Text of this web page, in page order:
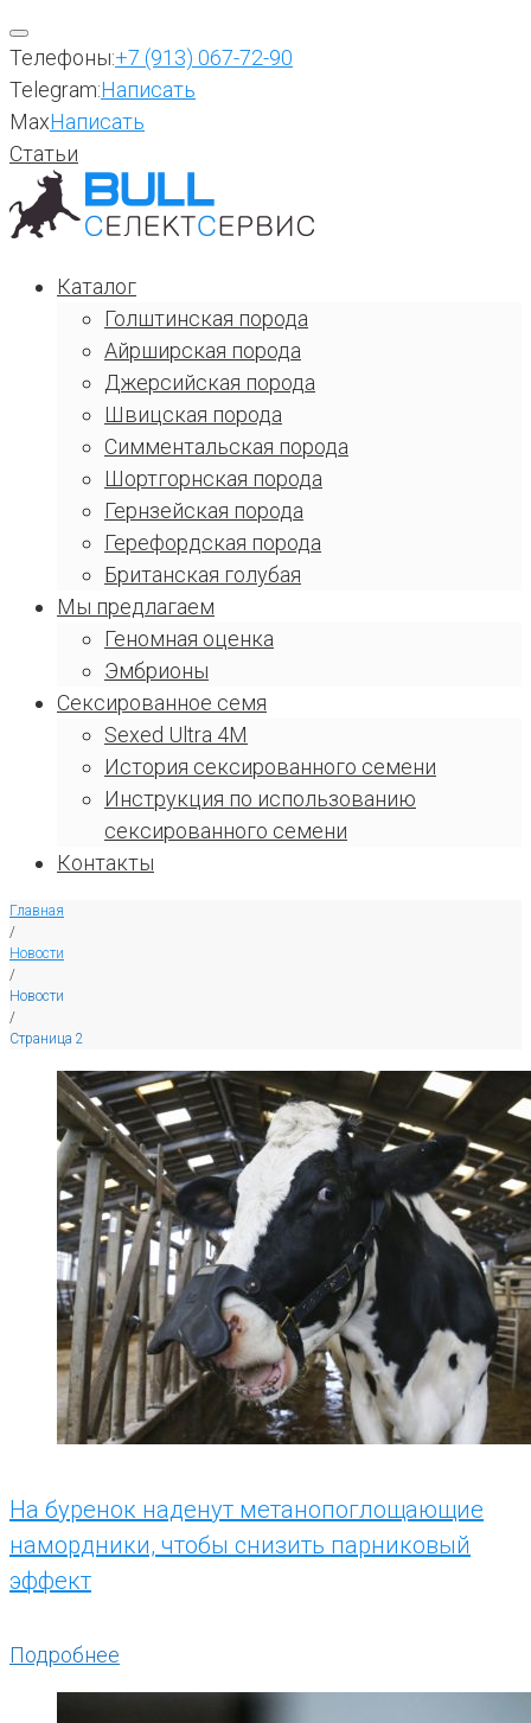
Перейти
к
содержимому
Телефоны:+7 (913) 067-72-90
Telegram:Написать
MaxНаписать
Статьи
Каталог
Голштинская порода
Айрширская порода
Джерсийская порода
Швицская порода
Симментальская порода
Шортгорнская порода
Гернзейская порода
Герефордская порода
Британская голубая
Мы предлагаем
Геномная оценка
Эмбрионы
Сексированное семя
Sexed Ultra 4M
История сексированного семени
Инструкция по использованию
сексированного семени
Контакты
Главная
/
Новости
/
Новости
/
Страница 2
Рубрика:
Новости
На буренок наденут метанопоглощающие
намордники, чтобы снизить парниковый
эффект
Подробнее